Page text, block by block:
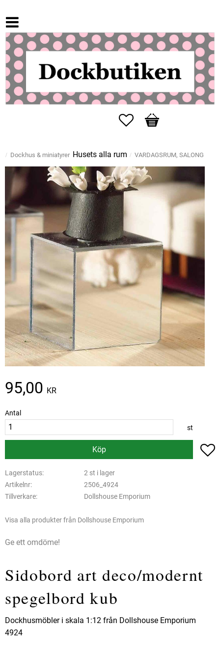
Favoriter
Kundvagn
Dockhus & miniatyrer Husets alla rum VARDAGSRUM, SALONG
95,00 KR
Antal
st
Köp
Lagerstatus
2 st i lager
Artikelnr
2506_4924
Tillverkare
Dollshouse Emporium
Visa alla produkter från Dollshouse Emporium
Ge ett omdöme!
Sidobord art deco/modernt
spegelbord kub
Dockhusmöbler i skala 1:12 från Dollshouse Emporium
4924